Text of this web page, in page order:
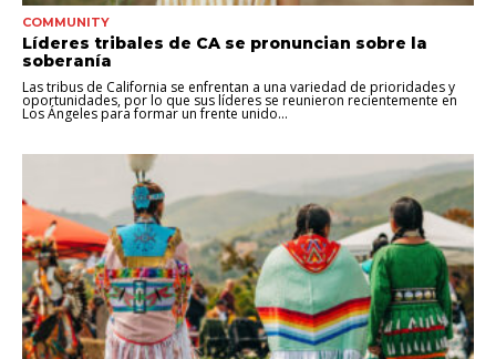
COMMUNITY
Líderes tribales de CA se pronuncian sobre la
soberanía
Las tribus de California se enfrentan a una variedad de prioridades y
oportunidades, por lo que sus líderes se reunieron recientemente en
Los Ángeles para formar un frente unido...